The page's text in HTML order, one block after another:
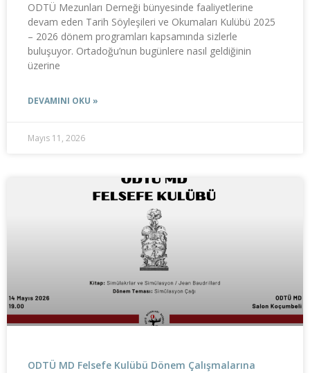
ODTÜ Mezunları Derneği bünyesinde faaliyetlerine
devam eden Tarih Söyleşileri ve Okumaları Kulübü 2025
– 2026 dönem programları kapsamında sizlerle
buluşuyor. Ortadoğu’nun bugünlere nasıl geldiğinin
üzerine
DEVAMINI OKU »
Mayıs 11, 2026
ODTÜ MD Felsefe Kulübü Dönem Çalışmalarına